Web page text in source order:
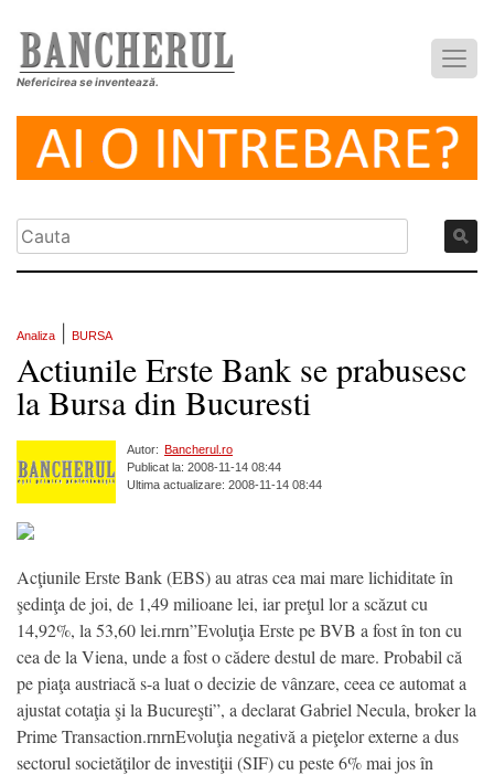
Nefericirea se inventează.
Analiza BURSA
Actiunile Erste Bank se prabusesc
la Bursa din Bucuresti
Autor: Bancherul.ro
Publicat la: 2008-11-14 08:44
Ultima actualizare: 2008-11-14 08:44
Acţiunile Erste Bank (EBS) au atras cea mai mare lichiditate în
şedinţa de joi, de 1,49 milioane lei, iar preţul lor a scăzut cu
14,92%, la 53,60 lei.rnrn”Evoluţia Erste pe BVB a fost în ton cu
cea de la Viena, unde a fost o cădere destul de mare. Probabil că
pe piaţa austriacă s-a luat o decizie de vânzare, ceea ce automat a
ajustat cotaţia şi la Bucureşti”, a declarat Gabriel Necula, broker la
Prime Transaction.rnrnEvoluţia negativă a pieţelor externe a dus
sectorul societăţilor de investiţii (SIF) cu peste 6% mai jos în